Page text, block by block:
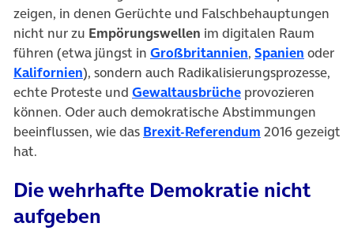
zeigen, in denen Gerüchte und Falschbehauptungen
nicht nur zu Empörungswellen im digitalen Raum
führen (etwa jüngst in Großbritannien(öffnet in neuem
, Spanien (öffnet
oder
Kalifornien(öffnet in neuem Tab)
), sondern auch Radikalisierungsprozesse,
echte Proteste und Gewaltausbrüche(öffnet in neuem
provozieren
können. Oder auch demokratische Abstimmungen
beeinflussen, wie das Brexit-Referendum (öffnet in
2016 gezeigt
hat.
Die wehrhafte Demokratie nicht
aufgeben